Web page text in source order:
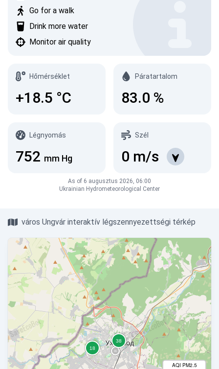
Go for a walk
Drink more water
Monitor air quality
Hőmérséklet
+18.5 °C
Páratartalom
83.0 %
Légnyomás
752 mm Hg
Szél
0 m/s
As of 6 augusztus 2026, 06:00
Ukrainian Hydrometeorological Center
város Ungvár interaktív légszennyezettségi térkép
AQI PM2.5